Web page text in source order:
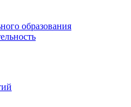
образования